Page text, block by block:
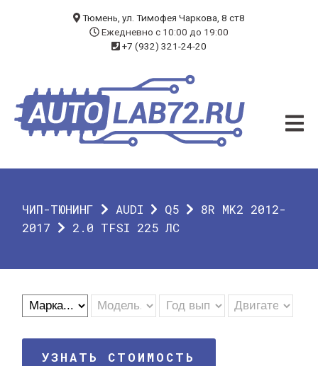
ЧИП-ТЮНИНГ
ДИАГНОСТИКА
О КОМПАНИИ
ГАРАНТИЯ
Тюмень, ул. Тимофея Чаркова, 8 ст8
Ежедневно с 10:00 до 19:00
+7 (932) 321-24-20
ЧИП-ТЮНИНГ AUDI Q5
8R MK2 2012-
2017
2.0 TFSI 225 ЛС
УЗНАТЬ СТОИМОСТЬ